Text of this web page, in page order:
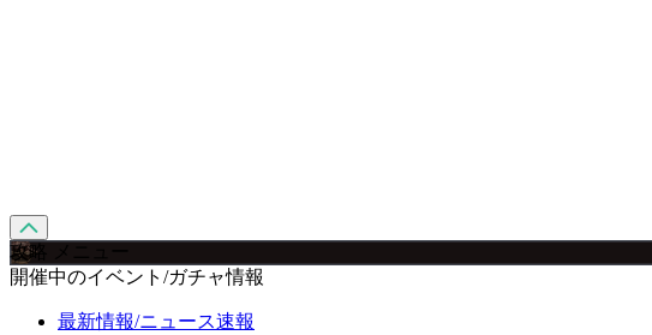
攻略 メニュー
開催中のイベント/ガチャ情報
最新情報/ニュース速報